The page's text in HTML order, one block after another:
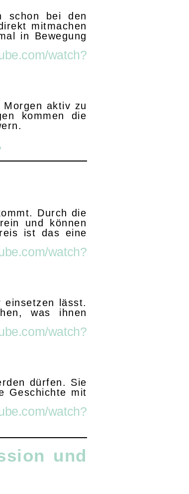
schon bei den
mitmachen
in Bewegung
watch?
aktiv zu
kommen die
Durch die
und können
ist das eine
watch?
einsetzen lässt.
was ihnen
watch?
dürfen. Sie
Geschichte mit
watch?
und